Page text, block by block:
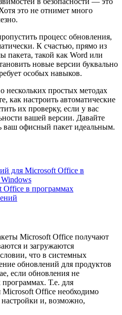
это не отнимет много
процесс обновления,
К счастью, прямо из
пакета, такой как Word или
новые версии буквально
особых навыков.
нескольких простых методах
как настроить автоматические
их проверку, если у вас
вашей версии. Давайте
ваш офисный пакет идеальным.
для Microsoft Office в
Office в программах
Microsoft Office получают
и загружаются
что в системных
обновлений для продуктов
если обновления не
Т.е. для
Microsoft Office необходимо
и, возможно,